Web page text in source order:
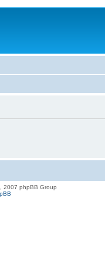
2007 phpBB Group